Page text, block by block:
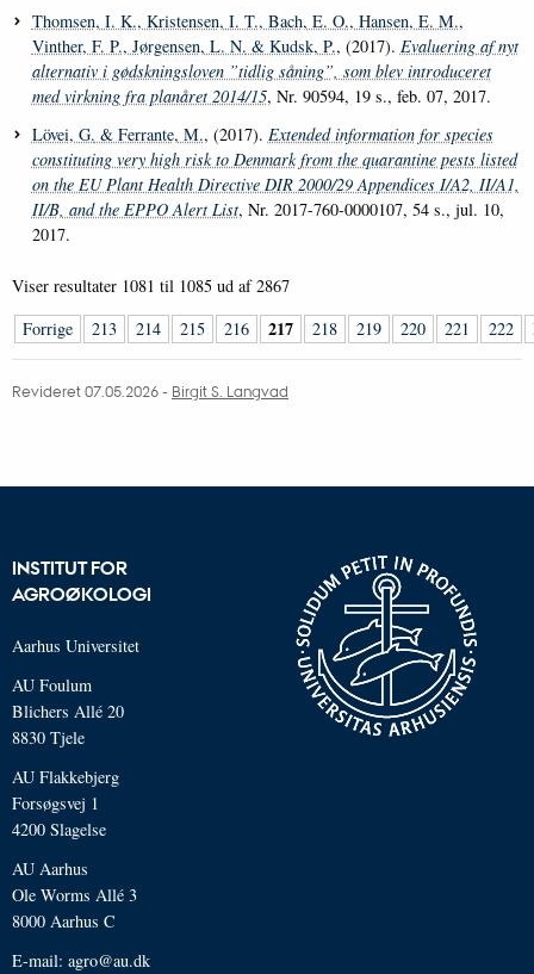
Thomsen, I. K., Kristensen, I. T., Bach, E. O., Hansen, E. M.,
Vinther, F. P., Jørgensen, L. N. & Kudsk, P., (2017). Evaluering af nyt
alternativ i gødskningsloven ”tidlig såning”, som blev introduceret
med virkning fra planåret 2014/15, Nr. 90594, 19 s., feb. 07, 2017.
Lövei, G. & Ferrante, M., (2017). Extended information for species
constituting very high risk to Denmark from the quarantine pests listed
on the EU Plant Health Directive DIR 2000/29 Appendices I/A2, II/A1,
II/B, and the EPPO Alert List, Nr. 2017-760-0000107, 54 s., jul. 10,
2017.
Viser resultater 1081 til 1085 ud af2867
Forrige
213 214 215 216 217 218 219 220 221 222
Revideret 07.05.2026- Birgit S. Langvad
INSTITUT FOR
AGROØKOLOGI
Aarhus Universitet
AU Foulum
Blichers Allé 20
8830 Tjele
AU Flakkebjerg
Forsøgsvej 1
4200 Slagelse
AU Aarhus
Ole Worms Allé 3
8000 Aarhus C
E-mail: agro@au.dk